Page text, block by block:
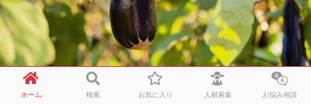
群馬県のナス農家です。就農してまだ2年ほど、毎日学
ホーム 検索 お気に入り 人材募集 お悩み相談